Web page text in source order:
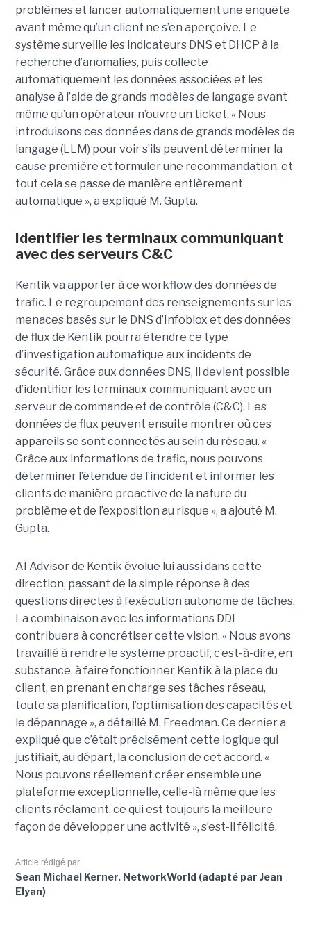
problèmes et lancer automatiquement une enquête
avant même qu’un client ne s’en aperçoive. Le
système surveille les indicateurs DNS et DHCP à la
recherche d’anomalies, puis collecte
automatiquement les données associées et les
analyse à l’aide de grands modèles de langage avant
même qu’un opérateur n’ouvre un ticket. « Nous
introduisons ces données dans de grands modèles de
langage (LLM) pour voir s’ils peuvent déterminer la
cause première et formuler une recommandation, et
tout cela se passe de manière entièrement
automatique », a expliqué M. Gupta.
Identifier les terminaux communiquant
avec des serveurs C&C
Kentik va apporter à ce workflow des données de
trafic. Le regroupement des renseignements sur les
menaces basés sur le DNS d’Infoblox et des données
de flux de Kentik pourra étendre ce type
d’investigation automatique aux incidents de
sécurité. Grâce aux données DNS, il devient possible
d’identifier les terminaux communiquant avec un
serveur de commande et de contrôle (C&C). Les
données de flux peuvent ensuite montrer où ces
appareils se sont connectés au sein du réseau. «
Grâce aux informations de trafic, nous pouvons
déterminer l’étendue de l’incident et informer les
clients de manière proactive de la nature du
problème et de l’exposition au risque », a ajouté M.
Gupta.
AI Advisor de Kentik évolue lui aussi dans cette
direction, passant de la simple réponse à des
questions directes à l’exécution autonome de tâches.
La combinaison avec les informations DDI
contribuera à concrétiser cette vision. « Nous avons
travaillé à rendre le système proactif, c’est-à-dire, en
substance, à faire fonctionner Kentik à la place du
client, en prenant en charge ses tâches réseau,
toute sa planification, l’optimisation des capacités et
le dépannage », a détaillé M. Freedman. Ce dernier a
expliqué que c’était précisément cette logique qui
justifiait, au départ, la conclusion de cet accord. «
Nous pouvons réellement créer ensemble une
plateforme exceptionnelle, celle-là même que les
clients réclament, ce qui est toujours la meilleure
façon de développer une activité », s’est-il félicité.
Article rédigé par
Sean Michael Kerner, NetworkWorld (adapté par Jean
Elyan)